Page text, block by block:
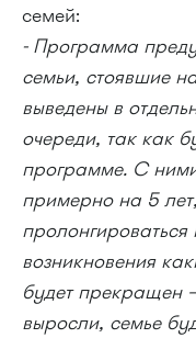
семей:
- Программа
семьи, стоявшие
выведены в
очереди, так как
программе. С
примерно на 5
возникновения
будет прекращен
выросли, семье